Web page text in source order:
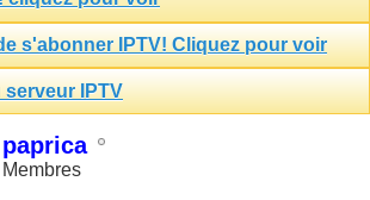
s'abonner IPTV! Cliquez pour voir
IPTV
paprica
Membres